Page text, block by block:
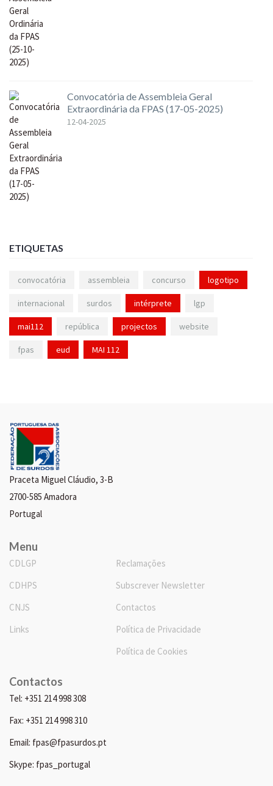
Convocatória de Assembleia Geral
Extraordinária da FPAS (17-05-2025)
12-04-2025
ETIQUETAS
convocatória assembleia concurso logotipo
internacional surdos intérprete lgp
mai112 república projectos website
fpas eud MAI 112
Praceta Miguel Cláudio, 3-B
2700-585 Amadora
Portugal
Menu
CDLGP
CDHPS
CNJS
Links
Reclamações
Subscrever Newsletter
Contactos
Política de Privacidade
Política de Cookies
Contactos
Tel: +351 214 998 308
Fax: +351 214 998 310
Email: fpas@fpasurdos.pt
Skype: fpas_portugal